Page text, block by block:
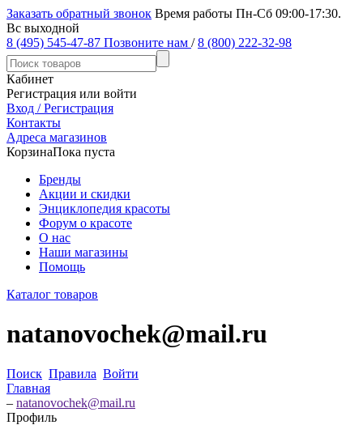
Заказать обратный звонок Время работы Пн-Сб 09:00-17:30.
Вс выходной
8 (495) 545-47-87 Позвоните нам / 8 (800) 222-32-98
Кабинет
Регистрация или войти
Вход / Регистрация
Контакты
Адреса магазинов
КорзинаПока пуста
Бренды
Акции и скидки
Энциклопедия красоты
Форум о красоте
О нас
Наши магазины
Помощь
Каталог товаров
natanovochek@mail.ru
Поиск Правила Войти
Главная
– natanovochek@mail.ru
Профиль